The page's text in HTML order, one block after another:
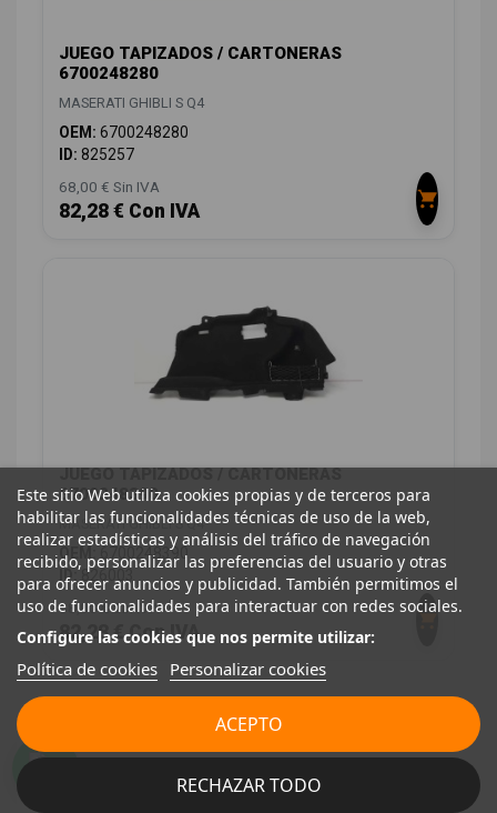
JUEGO TAPIZADOS / CARTONERAS
6700248280
MASERATI GHIBLI S Q4
OEM: 6700248280
ID: 825257
68,00 € Sin IVA
82,28 € Con IVA
JUEGO TAPIZADOS / CARTONERAS
6700248390
MASERATI GHIBLI S Q4
OEM:
6700248390
ID: 826003
68,00 € Sin IVA
82,28 € Con IVA
MOTOR / ADMISIÓN / ESCAPE
Este sitio Web utiliza cookies propias y de terceros para
habilitar las funcionalidades técnicas de uso de la web,
realizar estadísticas y análisis del tráfico de navegación
recibido, personalizar las preferencias del usuario y otras
para ofrecer anuncios y publicidad. También permitimos el
uso de funcionalidades para interactuar con redes sociales.
Configure las cookies que nos permite utilizar:
Política de cookies Personalizar cookies
RECHAZAR TODO
ACEPTO